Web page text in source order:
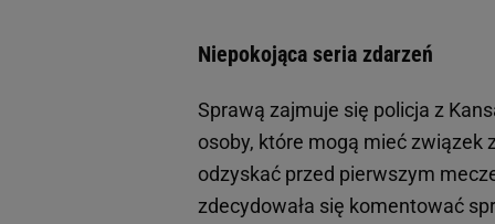
Niepokojąca seria zdarzeń
Sprawą zajmuje się policja z
osoby, które mogą mieć związek
odzyskać przed pierwszym
zdecydowała się komentować